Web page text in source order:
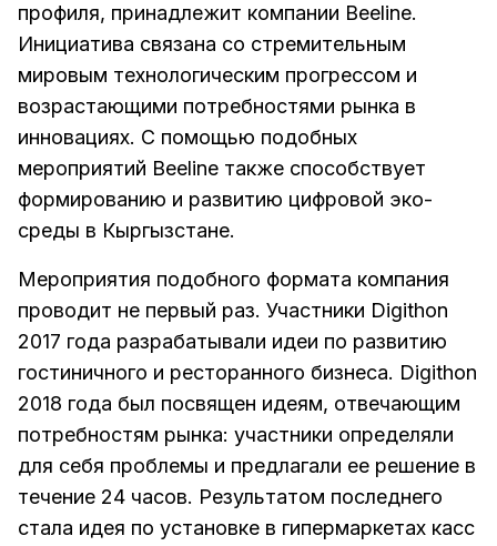
профиля, принадлежит компании Beeline.
Инициатива связана со стремительным
мировым технологическим прогрессом и
возрастающими потребностями рынка в
инновациях. С помощью подобных
мероприятий Beeline также способствует
формированию и развитию цифровой эко-
среды в Кыргызстане.
Мероприятия подобного формата компания
проводит не первый раз. Участники Digithon
2017 года разрабатывали идеи по развитию
гостиничного и ресторанного бизнеса. Digithon
2018 года был посвящен идеям, отвечающим
потребностям рынка: участники определяли
для себя проблемы и предлагали ее решение в
течение 24 часов. Результатом последнего
стала идея по установке в гипермаркетах касс